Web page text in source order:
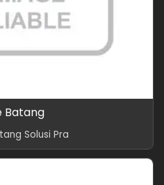
Batang
Solusi Pra